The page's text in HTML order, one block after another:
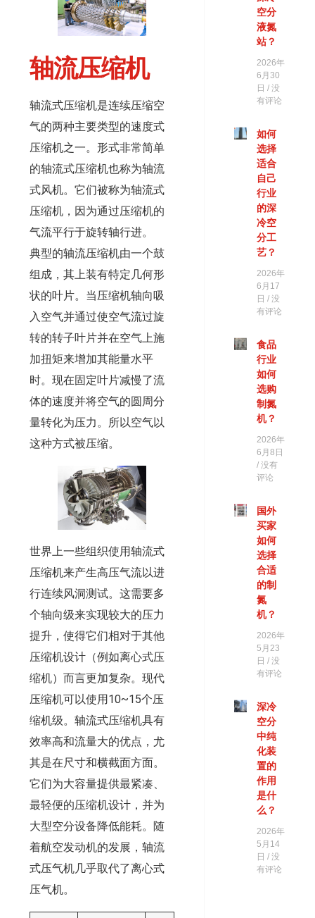
轴流压缩机
轴流式压缩机是连续压缩空
气的两种主要类型的速度式
压缩机之一。形式非常简单
的轴流式压缩机也称为轴流
式风机。它们被称为轴流式
压缩机，因为通过压缩机的
气流平行于旋转轴行进。
典型的轴流压缩机由一个鼓
组成，其上装有特定几何形
状的叶片。当压缩机轴向吸
入空气并通过使空气流过旋
转的转子叶片并在空气上施
加扭矩来增加其能量水平
时。现在固定叶片减慢了流
体的速度并将空气的圆周分
量转化为压力。所以空气以
这种方式被压缩。
世界上一些组织使用轴流式
压缩机来产生高压气流以进
行连续风洞测试。这需要多
个轴向级来实现较大的压力
提升，使得它们相对于其他
压缩机设计（例如离心式压
缩机）而言更加复杂。现代
压缩机可以使用10~15个压
缩机级。轴流式压缩机具有
效率高和流量大的优点，尤
其是在尺寸和横截面方面。
它们为大容量提供最紧凑、
最轻便的压缩机设计，并为
大型空分设备降低能耗。随
着航空发动机的发展，轴流
式压气机几乎取代了离心式
压气机。
空分
液氮
站？
2026年
6月30
日 没
有评论
如何
选择
适合
自己
行业
的深
冷空
分工
艺？
2026年
6月17
日 没
有评论
食品
行业
如何
选购
制氮
机？
2026年
6月8日
没有
评论
国外
买家
如何
选择
合适
的制
氮
机？
2026年
5月23
日 没
有评论
深冷
空分
中纯
化装
置的
作用
是什
么？
2026年
5月14
日 没
有评论